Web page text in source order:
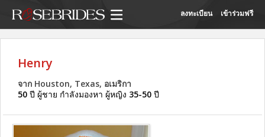
ลงทะเบียน เข้าร่วมฟรี
Henry
จาก Houston, Texas, อเมริกา
50 ปี ผู้ชาย กำลังมองหา ผู้หญิง 35-50 ปี